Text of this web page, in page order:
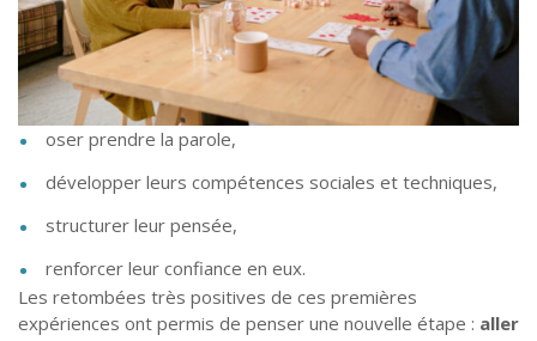
oser prendre la parole,
développer leurs compétences sociales et techniques,
structurer leur pensée,
renforcer leur confiance en eux.
Les retombées très positives de ces premières
expériences ont permis de penser une nouvelle étape : aller